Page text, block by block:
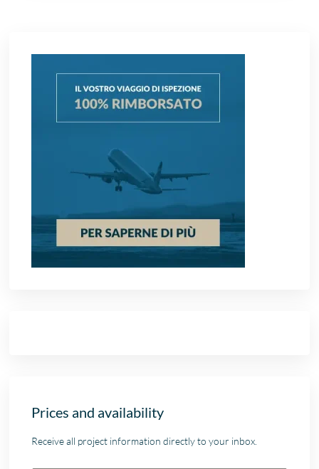
Prices and availability
Receive all project information directly to your inbox.